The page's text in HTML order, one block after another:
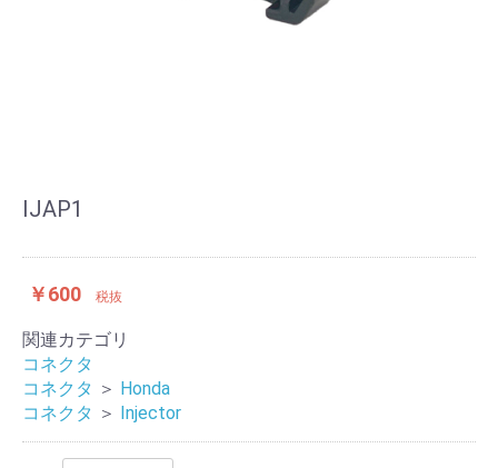
IJAP1
￥600 税抜
関連カテゴリ
コネクタ
コネクタ ＞ Honda
コネクタ ＞ Injector